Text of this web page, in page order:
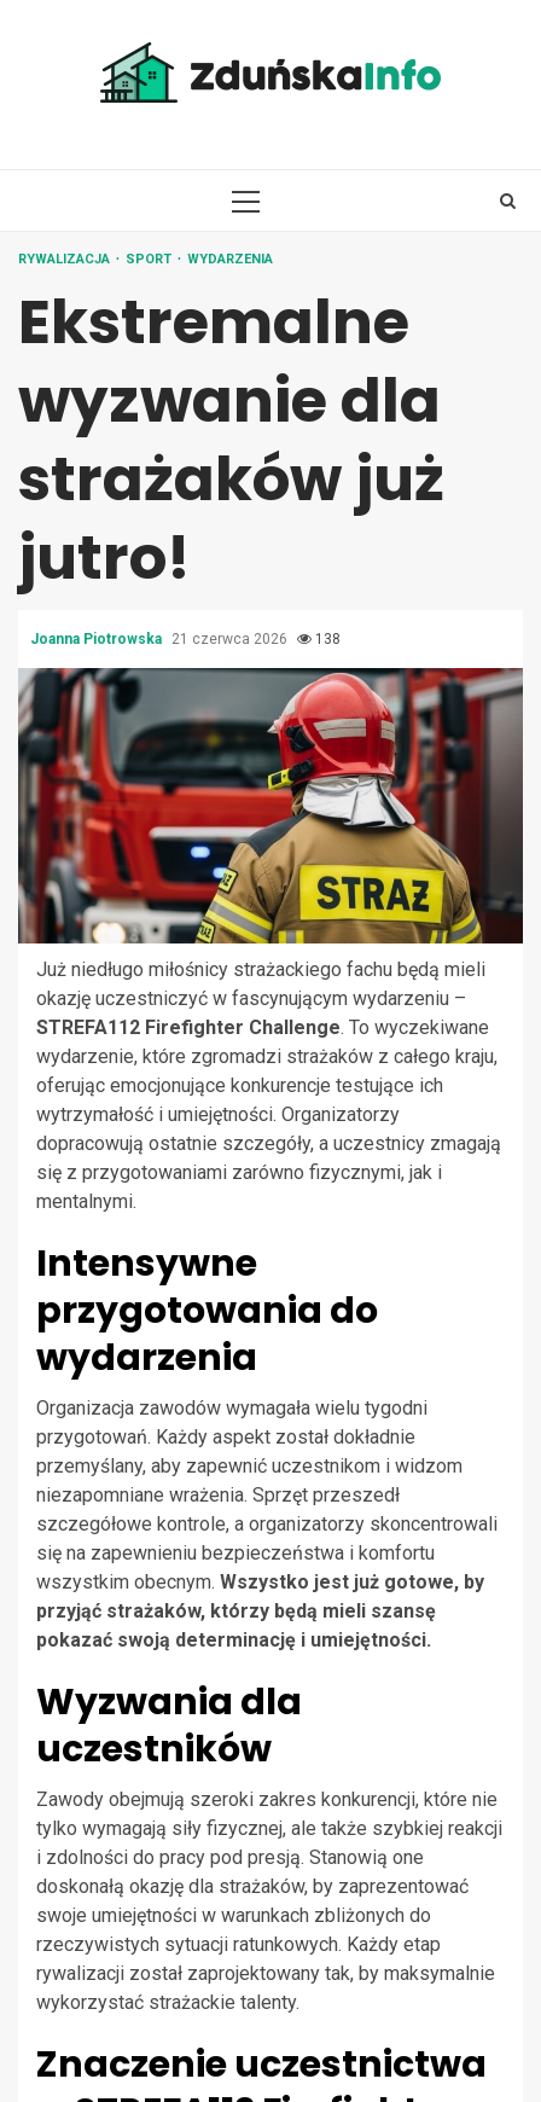
PRIMARY
RYWALIZACJA SPORT WYDARZENIA
Ekstremalne
wyzwanie dla
strażaków już
jutro!
Joanna Piotrowska 21 czerwca 2026 138
Już niedługo miłośnicy strażackiego fachu będą mieli
okazję uczestniczyć w fascynującym wydarzeniu –
STREFA112 Firefighter Challenge. To wyczekiwane
wydarzenie, które zgromadzi strażaków z całego kraju,
oferując emocjonujące konkurencje testujące ich
wytrzymałość i umiejętności. Organizatorzy
dopracowują ostatnie szczegóły, a uczestnicy zmagają
się z przygotowaniami zarówno fizycznymi, jak i
mentalnymi.
Intensywne
przygotowania do
wydarzenia
Organizacja zawodów wymagała wielu tygodni
przygotowań. Każdy aspekt został dokładnie
przemyślany, aby zapewnić uczestnikom i widzom
niezapomniane wrażenia. Sprzęt przeszedł
szczegółowe kontrole, a organizatorzy skoncentrowali
się na zapewnieniu bezpieczeństwa i komfortu
wszystkim obecnym. Wszystko jest już gotowe, by
przyjąć strażaków, którzy będą mieli szansę
pokazać swoją determinację i umiejętności.
Wyzwania dla
uczestników
Zawody obejmują szeroki zakres konkurencji, które nie
tylko wymagają siły fizycznej, ale także szybkiej reakcji
i zdolności do pracy pod presją. Stanowią one
doskonałą okazję dla strażaków, by zaprezentować
swoje umiejętności w warunkach zbliżonych do
rzeczywistych sytuacji ratunkowych. Każdy etap
rywalizacji został zaprojektowany tak, by maksymalnie
wykorzystać strażackie talenty.
Znaczenie uczestnictwa